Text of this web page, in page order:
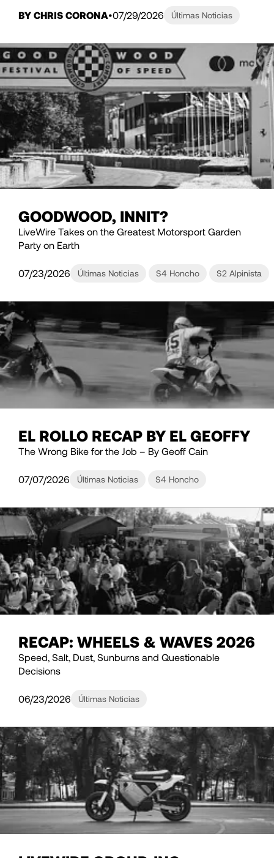
BY CHRIS CORONA 07/29/2026 Últimas Noticias
GOODWOOD, INNIT?
LiveWire Takes on the Greatest Motorsport Garden
Party on Earth
07/23/2026 Últimas Noticias S4 Honcho S2 Alpinista
EL ROLLO RECAP BY EL GEOFFY
The Wrong Bike for the Job – By Geoff Cain
07/07/2026 Últimas Noticias S4 Honcho
RECAP: WHEELS & WAVES 2026
Speed, Salt, Dust, Sunburns and Questionable
Decisions
06/23/2026 Últimas Noticias